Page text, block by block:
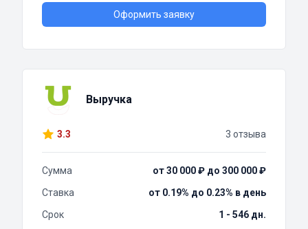
Оформить заявку
Выручка
3.3 3 отзыва
Сумма
от 30 000 ₽ до 300 000 ₽
Ставка
от 0.19% до 0.23% в день
Срок
1 - 546 дн.